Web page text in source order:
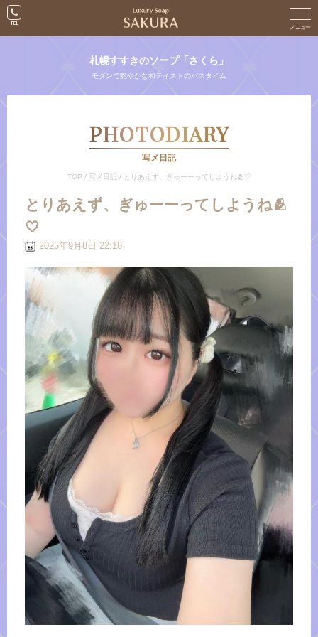
札幌すすきのソープ「さくら」
モダンで艶やかな和テイストのバスタイム
PHOTODIARY
写メ日記
TOP / 写メ日記 / とりあえず、ぎゅーーってしようね🫂🤍
とりあえず、ぎゅーーってしようね🫂
🤍
2025年9月8日 22:18